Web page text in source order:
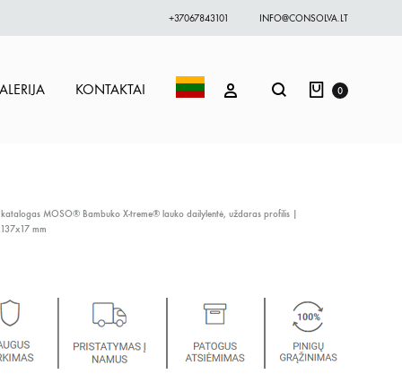
+37067843101 INFO@CONSOLVA.LT
KONTAKTAI PRISIJUNGTI
Paieška Krepšelis
0
katalogas MOSO® Bambuko X-treme® lauko dailylentė, uždaras profilis |
mm